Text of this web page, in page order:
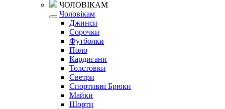
ЧОЛОВІКАМ
Чоловікам
Джинси
Сорочки
Футболки
Поло
Кардигани
Толстовки
Светри
Спортивні Брюки
Майки
Шорти